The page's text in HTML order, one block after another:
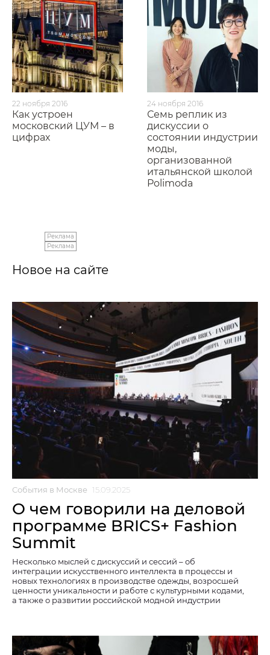
22 ноября 2016
Как устроен
московский ЦУМ – в
цифрах
24 ноября 2016
Семь реплик из
дискуссии о
состоянии индустрии
моды,
организованной
итальянской школой
Polimoda
Реклама
Реклама
Новое на сайте
События в Москве 15.09.2025
О чем говорили на деловой
программе BRICS+ Fashion
Summit
Несколько мыслей с дискуссий и сессий – об
интеграции искусственного интеллекта в процессы и
новых технологиях в производстве одежды, возросшей
ценности уникальности и работе с культурными кодами,
а также о развитии российской модной индустрии